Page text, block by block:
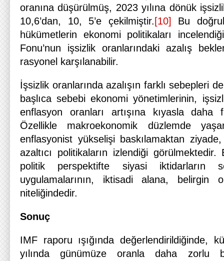
oranına düşürülmüş, 2023 yılına dönük
10,6’dan, 10, 5’e çekilmiştir. [10]
Bu
hükümetlerin ekonomi politikaları
Fonu’nun işsizlik oranlarındaki azalış
rasyonel karşılanabilir.
İşsizlik oranlarında azalışın farklı sebepleri
başlıca sebebi ekonomi yönetimlerinin,
enflasyon oranları artışına kıyasla daha
Özellikle makroekonomik düzlemde
enflasyonist yükselişi baskılamaktan
azaltıcı politikaların izlendiği
politik perspektifte siyasi iktidarların
uygulamalarının, iktisadi alana, belirgin
niteliğindedir.
Sonuç
IMF raporu ışığında değerlendirildiğinde,
yılında günümüze oranla daha zorlu